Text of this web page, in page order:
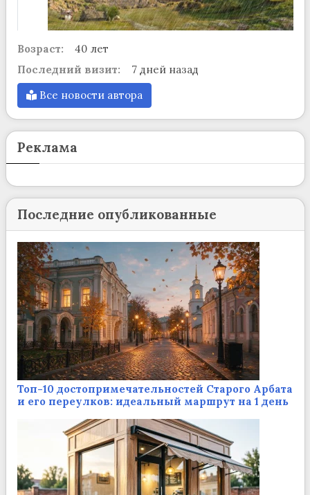
Возраст:
40 лет
Последний визит:
7 дней назад
Все новости автора
Реклама
Последние опубликованные
Топ-10 достопримечательностей Старого Арбата
и его переулков: идеальный маршрут на 1 день